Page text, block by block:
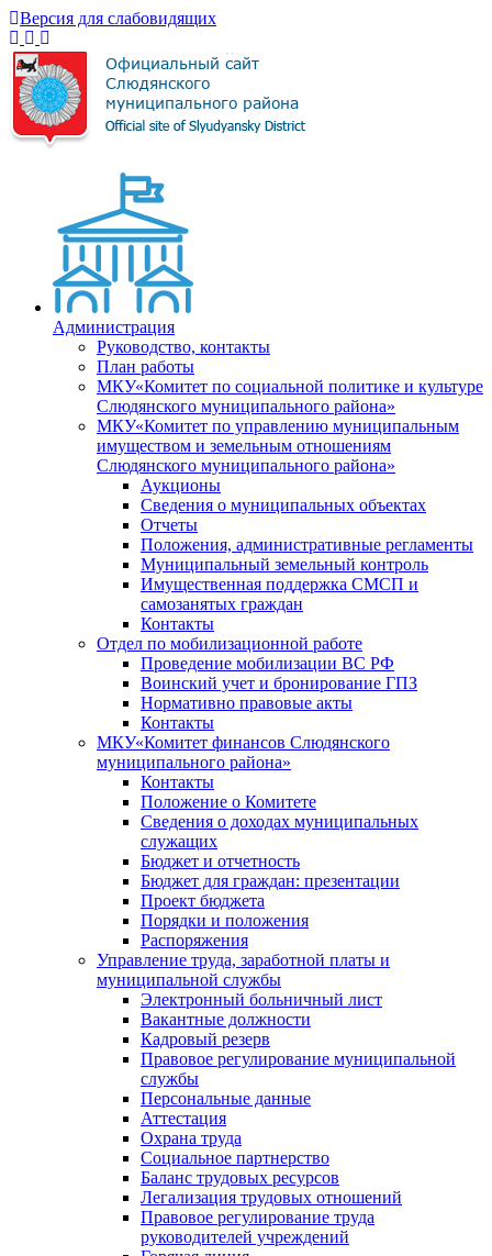
Версия для слабовидящих
Администрация
Руководство, контакты
План работы
МКУ«Комитет по социальной политике и культуре
Слюдянского муниципального района»
МКУ«Комитет по управлению муниципальным
имуществом и земельным отношениям
Слюдянского муниципального района»
Аукционы
Сведения о муниципальных объектах
Отчеты
Положения, административные регламенты
Муниципальный земельный контроль
Имущественная поддержка СМСП и
самозанятых граждан
Контакты
Отдел по мобилизационной работе
Проведение мобилизации ВС РФ
Воинский учет и бронирование ГПЗ
Нормативно правовые акты
Контакты
МКУ«Комитет финансов Слюдянского
муниципального района»
Контакты
Положение о Комитете
Сведения о доходах муниципальных
служащих
Бюджет и отчетность
Бюджет для граждан: презентации
Проект бюджета
Порядки и положения
Распоряжения
Управление труда, заработной платы и
муниципальной службы
Электронный больничный лист
Вакантные должности
Кадровый резерв
Правовое регулирование муниципальной
службы
Персональные данные
Аттестация
Охрана труда
Социальное партнерство
Баланс трудовых ресурсов
Легализация трудовых отношений
Правовое регулирование труда
руководителей учреждений